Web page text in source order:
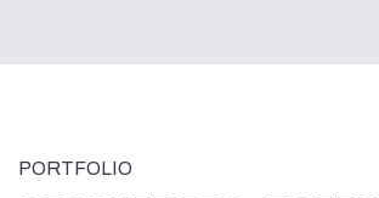
PORTFOLIO